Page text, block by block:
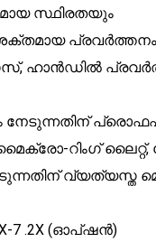
സ്ഥിരതയും
പ്രവർത്തനം,
നേടുന്നതിന്
റിംഗ്
വ്യത്യസ്ത
7 .2X (ഓപ്ഷൻ)